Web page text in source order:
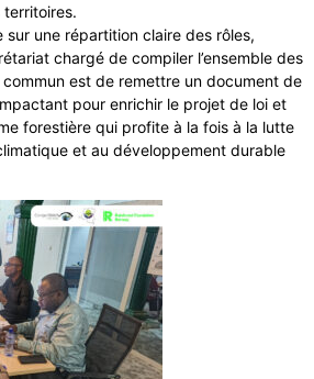
sur une répartition claire des rôles,
chargé de compiler l’ensemble des
commun est de remettre un document de
pour enrichir le projet de loi et
forestière qui profite à la fois à la lutte
et au développement durable